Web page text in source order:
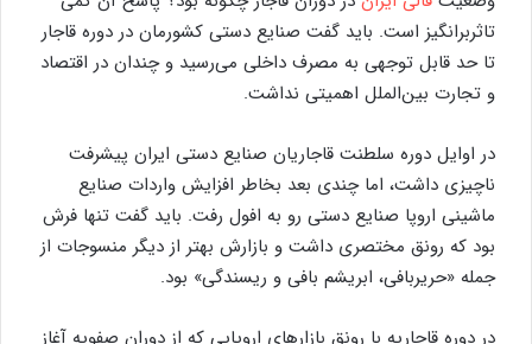
تاثربرانگیز است. باید گفت صنایع دستی کشورمان در دوره قاجار
تا حد قابل توجهی به مصرف داخلی می‌رسید و چندان در اقتصاد
و تجارت بین‌الملل اهمیتی نداشت.
در اوایل دوره سلطنت قاجاریان صنایع دستی ایران پیشرفت
ناچیزی داشت، اما چندی بعد بخاطر افزایش واردات صنایع
ماشینی اروپا صنایع دستی رو به افول رفت. باید گفت تنها فرش
بود که رونق مختصری داشت و بازارش بهتر از دیگر منسوجات از
جمله «حریربافی، ابریشم بافی و ریسندگی» بود.